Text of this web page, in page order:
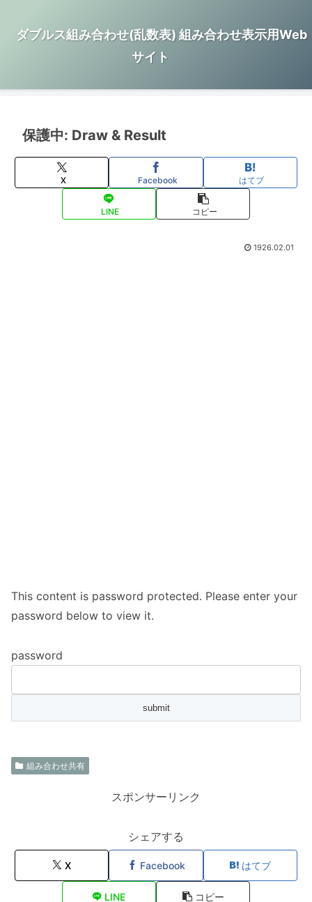
ダブルス組み合わせ(乱数表) 組み合わせ表示用Web
サイト
保護中: Draw & Result
X Facebook はてブ
LINE コピー
1926.02.01
This content is password protected. Please enter your
password below to view it.
password
組み合わせ共有
スポンサーリンク
シェアする
X Facebook はてブ
LINE コピー